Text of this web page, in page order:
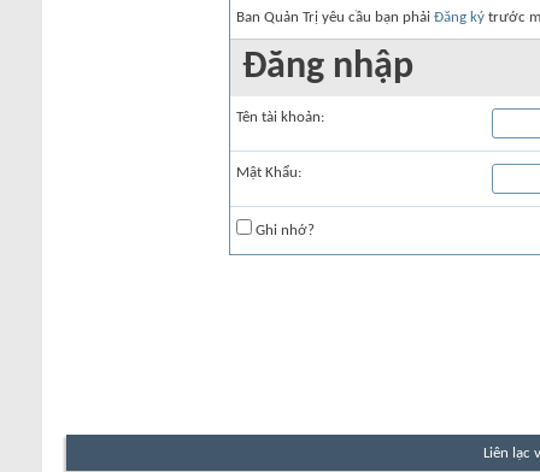
Ban Quản Trị yêu cầu bạn phải Đăng ký trước
Đăng nhập
Tên tài khoản:
Mật Khẩu:
Ghi nhớ?
Liên lạc